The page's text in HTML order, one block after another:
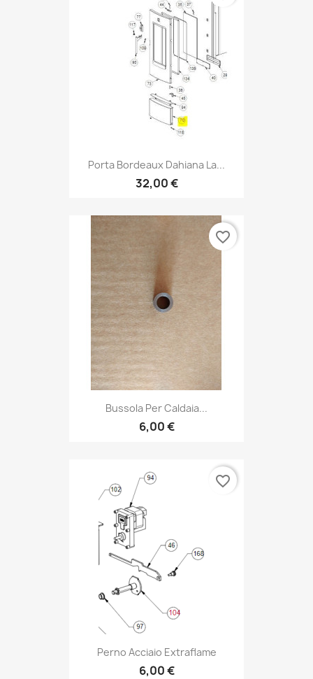
Porta Bordeaux Dahiana La...
32,00 €
Bussola Per Caldaia...
6,00 €
favorite_border
Perno Acciaio Extraflame
6,00 €
favorite_border